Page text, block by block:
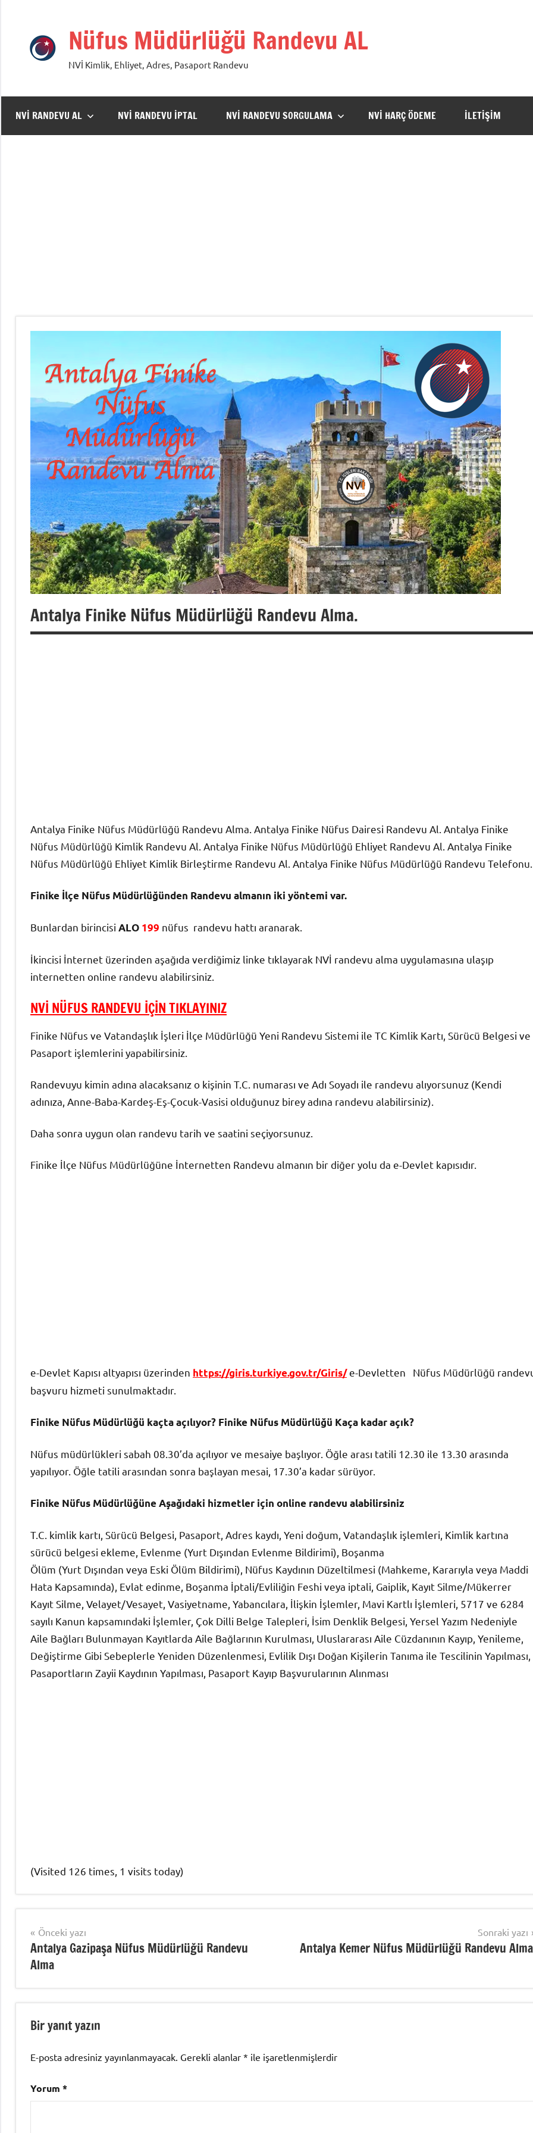
Nüfus Müdürlüğü Randevu AL
NVİ Kimlik, Ehliyet, Adres, Pasaport Randevu
NVİ RANDEVU AL NVİ RANDEVU İPTAL NVİ RANDEVU SORGULAMA NVİ HARÇ ÖDEME İLETİŞİM
Antalya Finike Nüfus Müdürlüğü Randevu Alma.
Antalya Finike Nüfus Müdürlüğü Randevu Alma. Antalya Finike Nüfus Dairesi Randevu Al. Antalya Finike
Nüfus Müdürlüğü Kimlik Randevu Al. Antalya Finike Nüfus Müdürlüğü Ehliyet Randevu Al. Antalya Finike
Nüfus Müdürlüğü Ehliyet Kimlik Birleştirme Randevu Al. Antalya Finike Nüfus Müdürlüğü Randevu Telefonu.
Finike İlçe Nüfus Müdürlüğünden Randevu almanın iki yöntemi var.
Bunlardan birincisi ALO 199 nüfus randevu hattı aranarak.
İkincisi İnternet üzerinden aşağıda verdiğimiz linke tıklayarak NVİ randevu alma uygulamasına ulaşıp
internetten online randevu alabilirsiniz.
NVİ NÜFUS RANDEVU İÇİN TIKLAYINIZ
Finike Nüfus ve Vatandaşlık İşleri İlçe Müdürlüğü Yeni Randevu Sistemi ile TC Kimlik Kartı, Sürücü Belgesi ve
Pasaport işlemlerini yapabilirsiniz.
Randevuyu kimin adına alacaksanız o kişinin T.C. numarası ve Adı Soyadı ile randevu alıyorsunuz (Kendi
adınıza, Anne-Baba-Kardeş-Eş-Çocuk-Vasisi olduğunuz birey adına randevu alabilirsiniz).
Daha sonra uygun olan randevu tarih ve saatini seçiyorsunuz.
Finike İlçe Nüfus Müdürlüğüne İnternetten Randevu almanın bir diğer yolu da e-Devlet kapısıdır.
e-Devlet Kapısı altyapısı üzerinden https://giris.turkiye.gov.tr/Giris/e-Devletten Nüfus Müdürlüğü
başvuru hizmeti sunulmaktadır.
Finike Nüfus Müdürlüğü kaçta açılıyor? Finike Nüfus Müdürlüğü Kaça kadar açık?
Nüfus müdürlükleri sabah 08.30’da açılıyor ve mesaiye başlıyor. Öğle arası tatili 12.30 ile 13.30 arasında
yapılıyor. Öğle tatili arasından sonra başlayan mesai, 17.30’a kadar sürüyor.
Finike Nüfus Müdürlüğüne Aşağıdaki hizmetler için online randevu alabilirsiniz
T.C. kimlik kartı, Sürücü Belgesi, Pasaport, Adres kaydı, Yeni doğum, Vatandaşlık işlemleri, Kimlik kartına
sürücü belgesi ekleme, Evlenme (Yurt Dışından Evlenme Bildirimi), Boşanma
Ölüm (Yurt Dışından veya Eski Ölüm Bildirimi), Nüfus Kaydının Düzeltilmesi (Mahkeme, Kararıyla veya Maddi
Hata Kapsamında), Evlat edinme, Boşanma İptali/Evliliğin Feshi veya iptali, Gaiplik, Kayıt Silme/Mükerrer
Kayıt Silme, Velayet/Vesayet, Vasiyetname, Yabancılara, İlişkin İşlemler, Mavi Kartlı İşlemleri, 5717 ve 6284
sayılı Kanun kapsamındaki İşlemler, Çok Dilli Belge Talepleri, İsim Denklik Belgesi, Yersel Yazım Nedeniyle
Aile Bağları Bulunmayan Kayıtlarda Aile Bağlarının Kurulması, Uluslararası Aile Cüzdanının Kayıp, Yenileme,
Değiştirme Gibi Sebeplerle Yeniden Düzenlenmesi, Evlilik Dışı Doğan Kişilerin Tanıma ile Tescilinin Yapılması,
Pasaportların Zayii Kaydının Yapılması, Pasaport Kayıp Başvurularının Alınması
(Visited 126 times, 1 visits today)
Yazı
gezinmesi
Önceki yazı
Antalya Gazipaşa Nüfus Müdürlüğü Randevu
Alma
Sonraki yazı
Antalya Kemer Nüfus Müdürlüğü Randevu
Bir yanıt yazın
E-posta adresiniz yayınlanmayacak. Gerekli alanlar * ile işaretlenmişlerdir
Yorum *